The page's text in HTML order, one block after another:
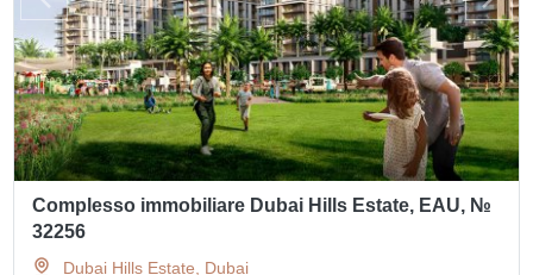
Complesso immobiliare Dubai Hills Estate, EAU, №
32256
Dubai Hills Estate, Dubai